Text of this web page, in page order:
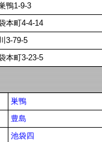
鴨1-9-3
本町4-4-14
3-79-5
本町3-23-5
巣鴨
豊島
池袋四